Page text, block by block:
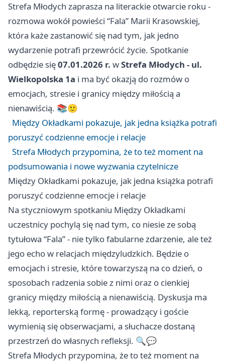
Strefa Młodych zaprasza na literackie otwarcie roku -
rozmowa wokół powieści “Fala” Marii Krasowskiej,
która każe zastanowić się nad tym, jak jedno
wydarzenie potrafi przewrócić życie. Spotkanie
odbędzie się07.01.2026 r. wStrefa Młodych - ul.
Wielkopolska 1a i ma być okazją do rozmów o
emocjach, stresie i granicy między miłością a
nienawiścią. 📚🙂
Między Okładkami pokazuje, jak jedna książka potrafi
poruszyć codzienne emocje i relacje
Strefa Młodych przypomina, że to też moment na
podsumowania i nowe wyzwania czytelnicze
Między Okładkami pokazuje, jak jedna książka potrafi
poruszyć codzienne emocje i relacje
Na styczniowym spotkaniu Między Okładkami
uczestnicy pochylą się nad tym, co niesie ze sobą
tytułowa “Fala” - nie tylko fabularne zdarzenie, ale też
jego echo w relacjach międzyludzkich. Będzie o
emocjach i stresie, które towarzyszą na co dzień, o
sposobach radzenia sobie z nimi oraz o cienkiej
granicy między miłością a nienawiścią. Dyskusja ma
lekką, reporterską formę - prowadzący i goście
wymienią się obserwacjami, a słuchacze dostaną
przestrzeń do własnych refleksji. 🔍💬
Strefa Młodych przypomina, że to też moment na